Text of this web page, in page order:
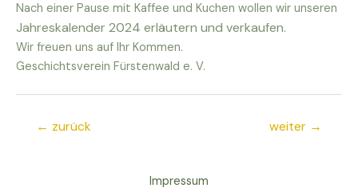
Nach einer Pause mit Kaffee und Kuchen wollen wir unseren
Jahres­kalender 2024 erläutern und verkaufen.
Wir freuen uns auf Ihr Kommen.
Geschichtsverein Fürstenwald e. V.
Beitragsnavigation
← zurück weiter →
Impressum